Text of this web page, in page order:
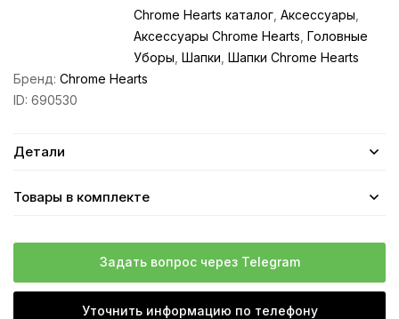
Chrome Hearts каталог Аксессуары
Аксессуары Chrome Hearts Головные
Уборы Шапки Шапки Chrome Hearts
Бренд: Chrome Hearts
ID: 690530
Детали
Товары в комплекте
Задать вопрос через Telegram
Уточнить информацию по телефону